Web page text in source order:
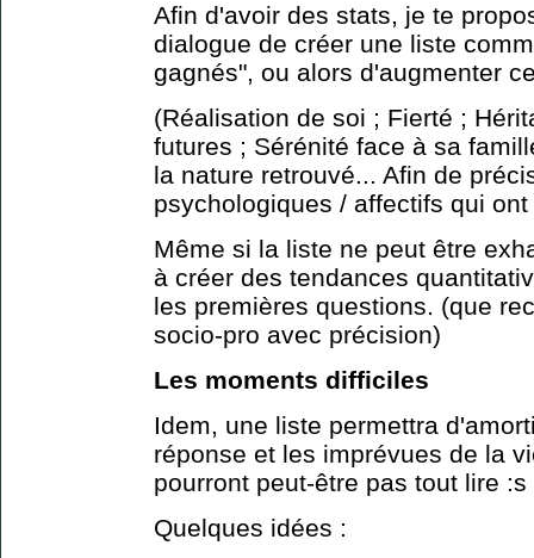
Afin d'avoir des stats, je te
dialogue de créer une liste
gagnés", ou alors d'augmenter
(Réalisation de soi ; Fierté ;
futures ; Sérénité face à sa
la nature retrouvé... Afin de
psychologiques / affectifs qui ont
Même si la liste ne peut être
à créer des tendances
les premières questions. (que
socio-pro avec précision)
Les moments difficiles
Idem, une liste permettra
réponse et les imprévues de la
pourront peut-être pas tout lire :s
Quelques idées :